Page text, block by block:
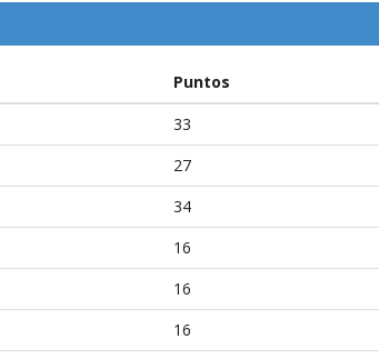
Puntos
33
27
34
16
16
16